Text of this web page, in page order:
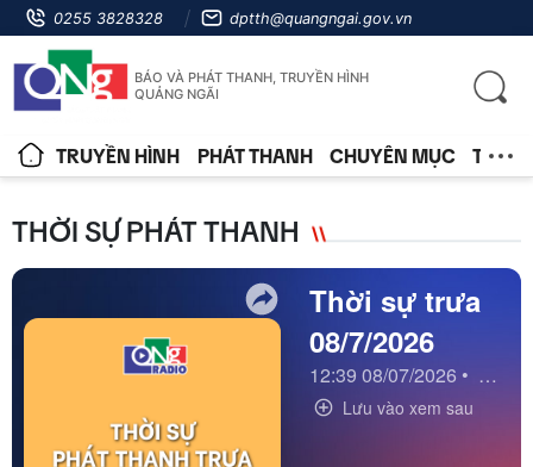
0255 3828328 dptth@quangngai.gov.vn
BÁO VÀ PHÁT THANH, TRUYỀN HÌNH
QUẢNG NGÃI
TRUYỀN HÌNH PHÁT THANH CHUYÊN MỤC TIN
THỜI SỰ PHÁT THANH